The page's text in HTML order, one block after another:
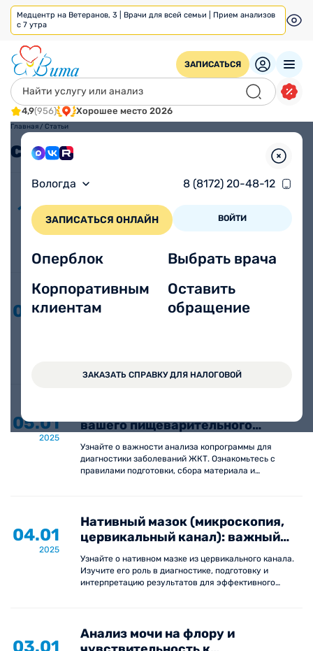
Медцентр на Ветеранов, 3 | Врачи для всей семьи | Прием анализов
с 7 утра
ЗАПИСАТЬСЯ
4,9(956) Хорошее место 2026
Вологда 8 (8172) 20-48-12
ЗАПИСАТЬСЯ ОНЛАЙН ВОЙТИ
Оперблок
Корпоративным
клиентам
Выбрать врача
Оставить
обращение
ЗАКАЗАТЬ СПРАВКУ ДЛЯ НАЛОГОВОЙ
Главная / Статьи
Статьи
17.01
2025
когда и почему стоит проверять
уровень гормона
Узнайте о важности анализа на тестостерон, его
06.01
Нативный мазок (микроскопия,
влагалище, вульва): ключевая
результатов.
05.01
2025
вашего пищеварительного
здоровья
Узнайте о важности анализа копрограммы для
диагностики заболеваний ЖКТ. Ознакомьтесь с
правилами подготовки, сбора материала и
04.01
2025
Нативный мазок (микроскопия,
цервикальный канал): важный
анализ для здоровья женщины
Узнайте о нативном мазке из цервикального канала.
Изучите его роль в диагностике, подготовку и
интерпретацию результатов для эффективного
03.01
Анализ мочи на флору и